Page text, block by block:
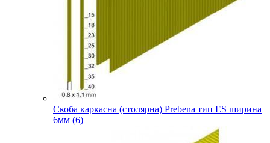
Скоба каркасна (столярна) Prebena тип ES ширина
6мм (6)